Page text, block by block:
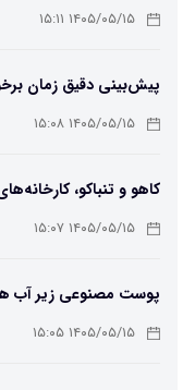
لامپ سنتنیال
۱۴۰۵/۰۵/۱۵ ۱۵:۱۱
پیش‌بینی دقیق زمان
ممکن شد
۱۴۰۵/۰۵/۱۵ ۱۵:۰۸
کاهو و تنباکو،
۱۴۰۵/۰۵/۱۵ ۱۵:۰۷
پوست مصنوعی زیر آب
۱۴۰۵/۰۵/۱۵ ۱۵:۰۵